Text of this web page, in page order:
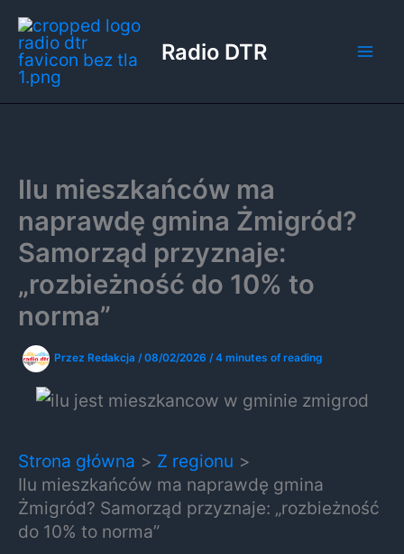
Przejdź
do
treści
Radio DTR
Ilu mieszkańców ma
naprawdę gmina Żmigród?
Samorząd przyznaje:
„rozbieżność do 10% to
norma”
Przez Redakcja /08/02/2026 /4 minutes of reading
Strona główna
Z regionu
Ilu mieszkańców ma naprawdę gmina
Żmigród? Samorząd przyznaje: „rozbieżność
do 10% to norma”